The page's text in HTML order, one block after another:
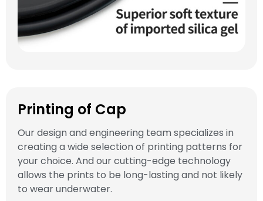
Printing of Cap
Our design and engineering team specializes in
creating a wide selection of printing patterns for
your choice. And our cutting-edge technology
allows the prints to be long-lasting and not likely
to wear underwater.